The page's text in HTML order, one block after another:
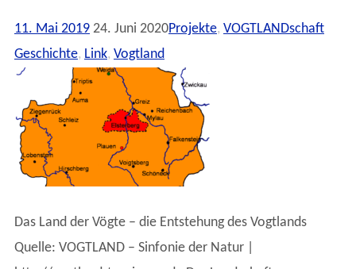
11. Mai 2019 24. Juni 2020Projekte, VOGTLANDschaft
Geschichte, Link, Vogtland
Das Land der Vögte – die Entstehung des Vogtlands
Quelle: VOGTLAND – Sinfonie der Natur |